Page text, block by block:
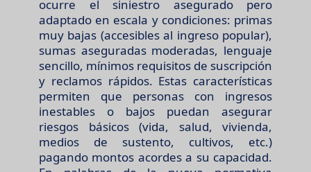
ocurre el siniestro asegurado pero
adaptado en escala y condiciones: primas
muy bajas (accesibles al ingreso popular),
sumas aseguradas moderadas, lenguaje
sencillo, mínimos requisitos de suscripción
y reclamos rápidos. Estas características
permiten que personas con ingresos
inestables o bajos puedan asegurar
riesgos básicos (vida, salud, vivienda,
medios de sustento, cultivos, etc.)
pagando montos acordes a su capacidad.